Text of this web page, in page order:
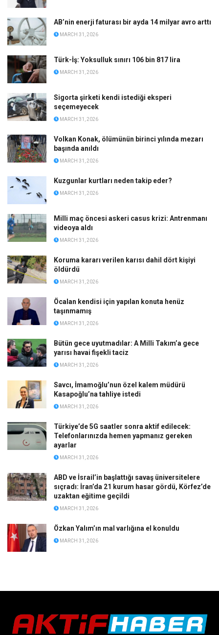
AB’nin enerji faturası bir ayda 14 milyar avro arttı
MARCH 31, 2026
Türk-İş: Yoksulluk sınırı 106 bin 817 lira
MARCH 31, 2026
Sigorta şirketi kendi istediği eksperi
seçemeyecek
MARCH 31, 2026
Volkan Konak, ölümünün birinci yılında mezarı
başında anıldı
MARCH 31, 2026
Kuzgunlar kurtları neden takip eder?
MARCH 31, 2026
Milli maç öncesi askeri casus krizi: Antrenmanı
videoya aldı
MARCH 31, 2026
Koruma kararı verilen karısı dahil dört kişiyi
öldürdü
MARCH 31, 2026
Öcalan kendisi için yapılan konuta henüz
taşınmamış
MARCH 31, 2026
Bütün gece uyutmadılar: A Milli Takım’a gece
yarısı havai fişekli taciz
MARCH 31, 2026
Savcı, İmamoğlu’nun özel kalem müdürü
Kasapoğlu’na tahliye istedi
MARCH 31, 2026
Türkiye’de 5G saatler sonra aktif edilecek:
Telefonlarınızda hemen yapmanız gereken
ayarlar
MARCH 31, 2026
ABD ve İsrail’in başlattığı savaş üniversitelere
sıçradı: İran’da 21 kurum hasar gördü, Körfez’de
uzaktan eğitime geçildi
MARCH 31, 2026
Özkan Yalım’ın mal varlığına el konuldu
MARCH 31, 2026